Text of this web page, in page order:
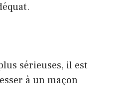
sérieuses, il est
à un maçon